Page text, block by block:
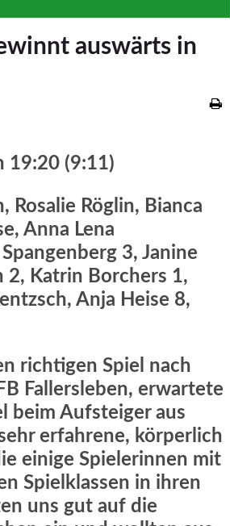
auswärts in
19:20 (9:11)
Rosalie Röglin, Bianca
Anna Lena
3, Janine
2, Katrin Borchers 1,
Anja Heise 8,
richtigen Spiel nach
Fallersleben, erwartete
beim Aufsteiger aus
erfahrene, körperlich
einige Spielerinnen mit
Spielklassen in ihren
uns gut auf die